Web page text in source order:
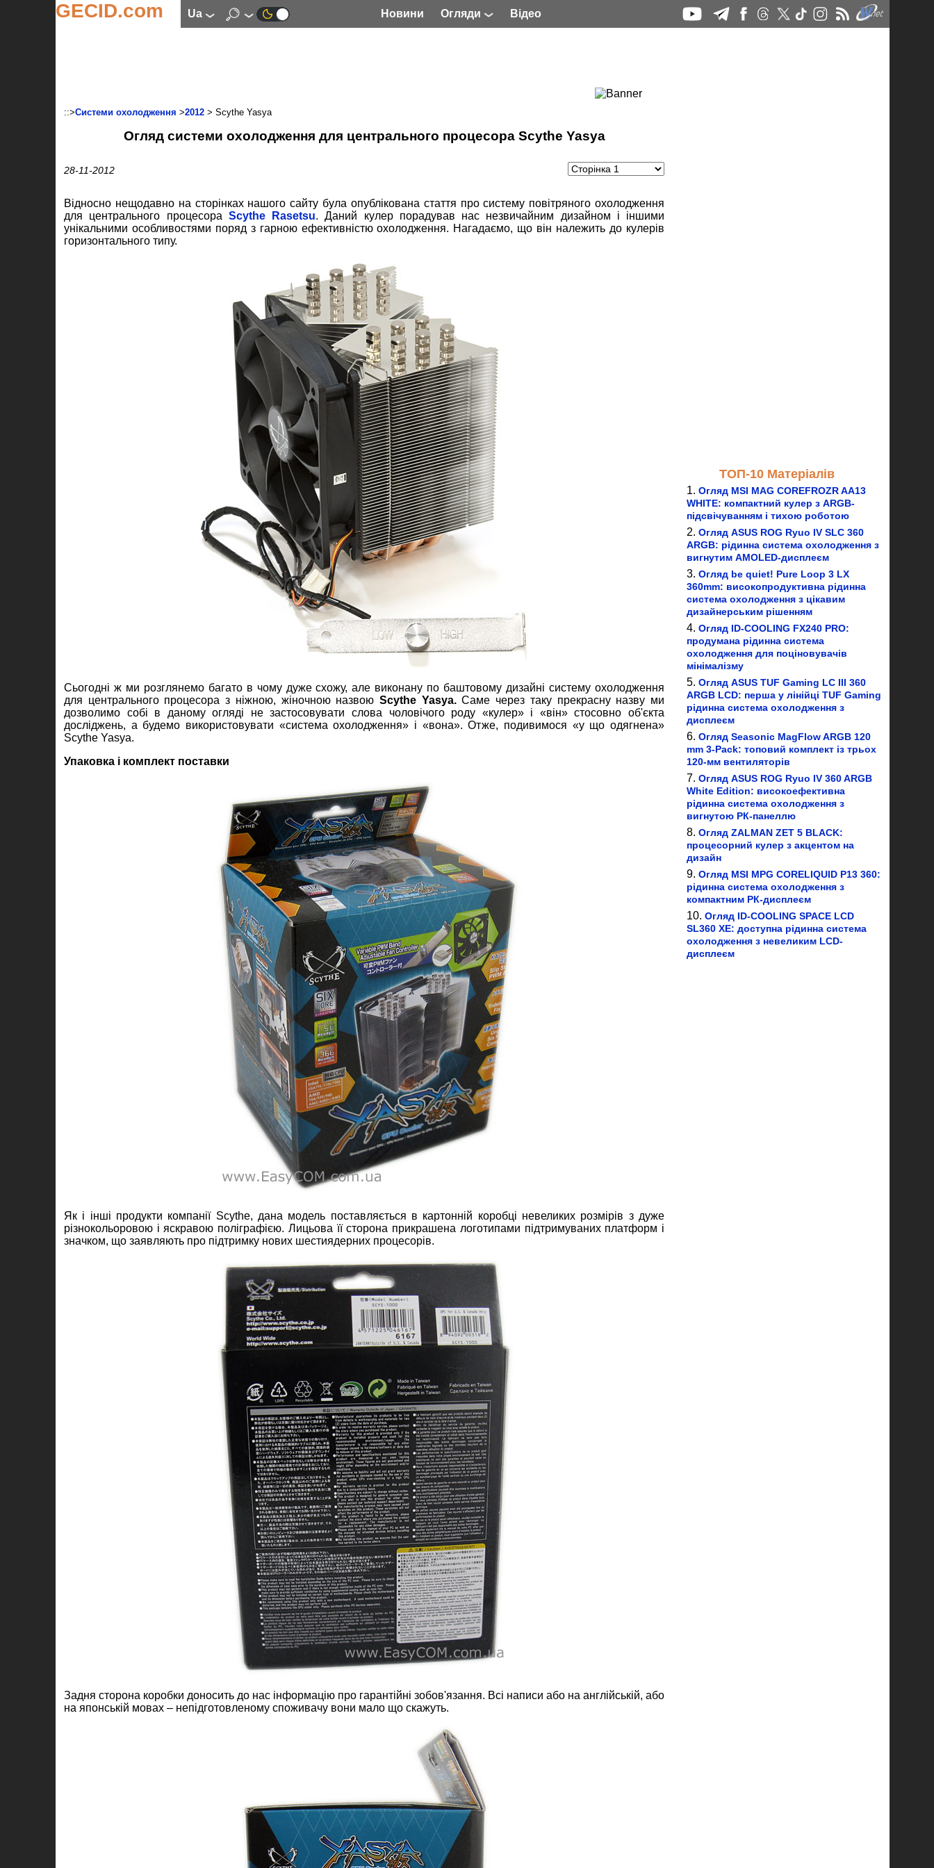
GECID.com ua Новини Огляди Відео
::>Системи охолодження >2012 > Scythe Yasya
Огляд системи охолодження для центрального процесора Scythe Yasya
28-11-2012
Відносно нещодавно на сторінках нашого сайту була опублікована стаття про систему повітряного охолодження
для центрального процесора Scythe Rasetsu. Даний кулер порадував нас незвичайним дизайном і іншими
унікальними особливостями поряд з гарною ефективністю охолодження. Нагадаємо, що він належить до кулерів
горизонтального типу.
Сьогодні ж ми розглянемо багато в чому дуже схожу, але виконану по баштовому дизайні систему охолодження
для центрального процесора з ніжною, жіночною назвою Scythe Yasya.Саме через таку прекрасну назву ми
дозволимо собі в даному огляді не застосовувати слова чоловічого роду «кулер» і «він» стосовно об'єкта
досліджень, а будемо використовувати «система охолодження» і «вона». Отже, подивимося «у що одягнена»
Scythe Yasya.
Упаковка і комплект поставки
Як і інші продукти компанії Scythe, дана модель поставляється в картонній коробці невеликих розмірів з дуже
різнокольоровою і яскравою поліграфією. Лицьова її сторона прикрашена логотипами підтримуваних платформ і
значком, що заявляють про підтримку нових шестиядерних процесорів.
Задня сторона коробки доносить до нас інформацію про гарантійні зобов'язання. Всі написи або на англійській, або
на японській мовах – непідготовленому споживачу вони мало що скажуть.
ТОП-10 Матеріалів
Огляд MSI MAG COREFROZR AA13
WHITE: компактний кулер з ARGB-
підсвічуванням і тихою роботою
Огляд ASUS ROG Ryuo IV SLC 360
ARGB: рідинна система охолодження з
вигнутим AMOLED-дисплеєм
Огляд be quiet! Pure Loop 3 LX
360mm: високопродуктивна рідинна
система охолодження з цікавим
дизайнерським рішенням
Огляд ID-COOLING FX240 PRO:
продумана рідинна система
охолодження для поціновувачів
мінімалізму
Огляд ASUS TUF Gaming LC III 360
ARGB LCD: перша у лінійці TUF Gaming
рідинна система охолодження з
дисплеєм
Огляд Seasonic MagFlow ARGB 120
mm 3-Pack: топовий комплект із трьох
120-мм вентиляторів
Огляд ASUS ROG Ryuo IV 360 ARGB
White Edition: високоефективна
рідинна система охолодження з
вигнутою РК-панеллю
Огляд ZALMAN ZET 5 BLACK:
процесорний кулер з акцентом на
дизайн
Огляд MSI MPG CORELIQUID P13 360:
рідинна система охолодження з
компактним РК-дисплеєм
Огляд ID-COOLING SPACE LCD
SL360 XE: доступна рідинна система
охолодження з невеликим LCD-
дисплеєм